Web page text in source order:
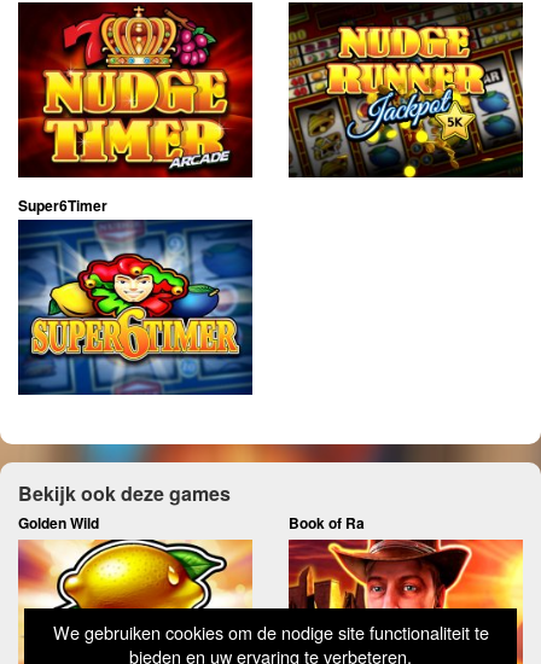
We gebruiken cookies om de nodige site functionaliteit te
bieden en uw ervaring te verbeteren.
Super6Timer
Bekijk ook deze games
Golden Wild Book of Ra